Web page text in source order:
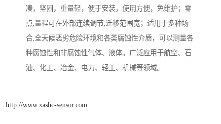
凑，坚固，重量轻，便于安装，使用方便，免维护；零
点,量程可在外部连续调节,迁移范围宽；适用于多种场
合,全天候恶劣危险环境和各类腐蚀性介质，可以测量各
种腐蚀性和非腐蚀性气体、液体。广泛应用于航空、石
油、化工、冶金、电力、轻工、机械等领域。
http://www.xashc-sensor.com